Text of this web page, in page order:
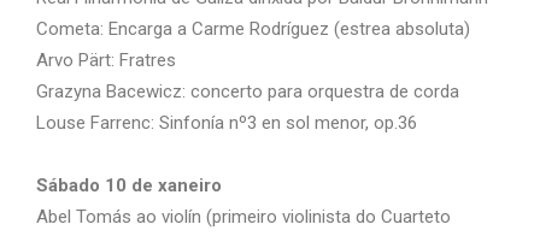
Cometa: Encarga a Carme Rodríguez (estrea absoluta)
Arvo Pärt: Fratres
Grazyna Bacewicz: concerto para orquestra de corda
Louse Farrenc: Sinfonía nº3 en sol menor, op.36
Sábado 10 de xaneiro
Abel Tomás ao violín (primeiro violinista do Cuarteto